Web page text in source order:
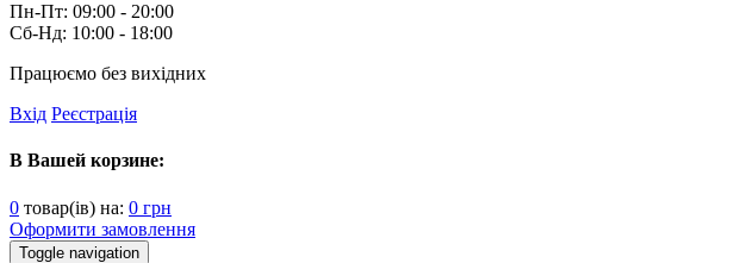
Пн-Пт: 09:00 - 20:00
Сб-Нд: 10:00 - 18:00
Працюємо без вихідних
Вхід Реєстрація
В Вашей корзине:
0 товар(ів) на: 0 грн
Оформити замовлення
Toggle navigation